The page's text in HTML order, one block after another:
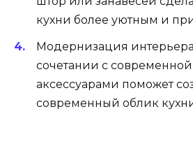
кухни более уютным и
Модернизация
сочетании с
аксессуарами поможет
современный облик